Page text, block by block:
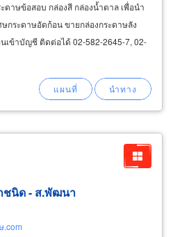
าษข้อสอบ กล่องสี กล่องน้ำตาล เพื่อนำ
กระดาษอัดก้อน ขายกล่องกระดาษลัง
เข้าบัญชี ติดต่อได้ 02-582-2645-7, 02-
ชนิด - ส.พัฒนา
.com